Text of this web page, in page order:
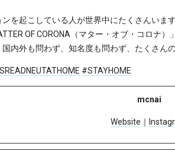
を起こしている人が世界中にたくさんいま
OF CORONA（マター・オブ・コロナ
内外も問わず、知名度も問わず、たくさん
#STAYHOME
mcnai
Website ｜